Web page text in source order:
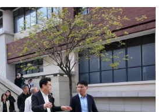
票 娱乐 时尚
益 书画 一带一路
公司 投教基地